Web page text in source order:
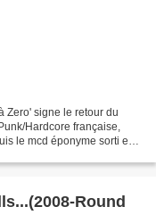
Zero' signe le retour du
Hardcore française,
le mcd éponyme sorti en
Round